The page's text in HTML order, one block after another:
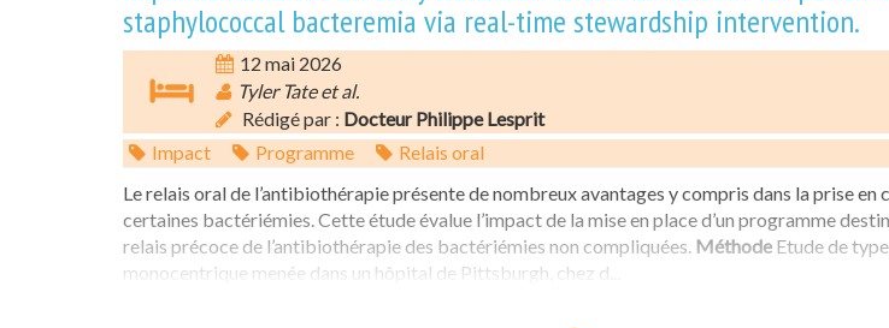
staphylococcal bacteremia via real-time stewardship intervention.
12 mai 2026
Tyler Tate et al.
Rédigé par : Docteur Philippe Lesprit
Impact
Programme
Relais oral
Le relais oral de l’antibiothérapie présente de nombreux avantages y compris dans la prise en
certaines bactériémies. Cette étude évalue l’impact de la mise en place d’un programme
relais précoce de l’antibiothérapie des bactériémies non compliquées. Méthode Etude de
monocentrique menée dans un hôpital de Pittsburgh, chez d...